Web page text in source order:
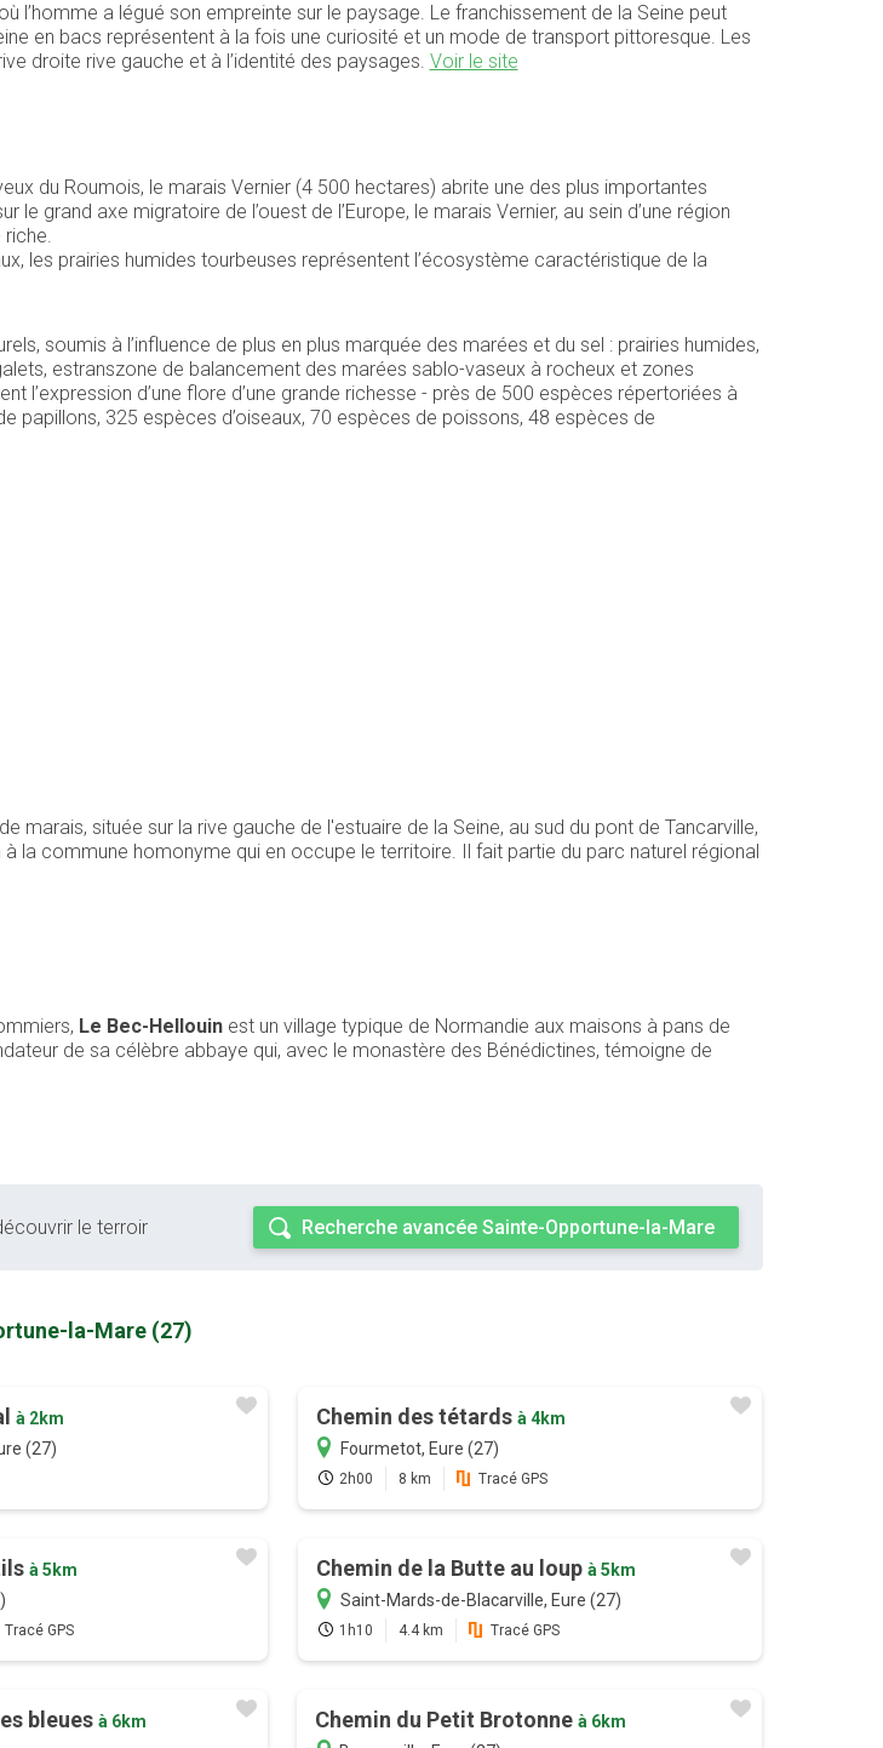
l’homme a légué son empreinte sur le paysage. Le franchissement de la Seine peut
en bacs représentent à la fois une curiosité et un mode de transport pittoresque. Les
droite rive gauche et à l’identité des paysages. Voir le site
du Roumois, le marais Vernier (4 500 hectares) abrite une des plus importantes
grand axe migratoire de l’ouest de l’Europe, le marais Vernier, au sein d’une région
les prairies humides tourbeuses représentent l’écosystème caractéristique de la
soumis à l’influence de plus en plus marquée des marées et du sel : prairies humides,
estranszone de balancement des marées sablo-vaseux à rocheux et zones
d’une flore d’une grande richesse - près de 500 espèces répertoriées à
papillons, 325 espèces d’oiseaux, 70 espèces de poissons, 48 espèces de
marais, située sur la rive gauche de l'estuaire de la Seine, au sud du pont de Tancarville,
la commune homonyme qui en occupe le territoire. Il fait partie du parc naturel régional
Le Bec-Hellouinest un village typique de Normandie aux maisons à pans de
de sa célèbre abbaye qui, avec le monastère des Bénédictines, témoigne de
le terroir Recherche avancée Sainte-Opportune-la-Mare
la-Mare (27)
à 2km
(27)
Chemin des tétards à 4km
Fourmetot, Eure (27)
2h00 8 km Tracé GPS
à 5km
Tracé GPS
Chemin de la Butte au loup à 5km
Saint-Mards-de-Blacarville, Eure (27)
1h10 4.4 km Tracé GPS
bleuesà 6km
Chemin du Petit Brotonneà 6km